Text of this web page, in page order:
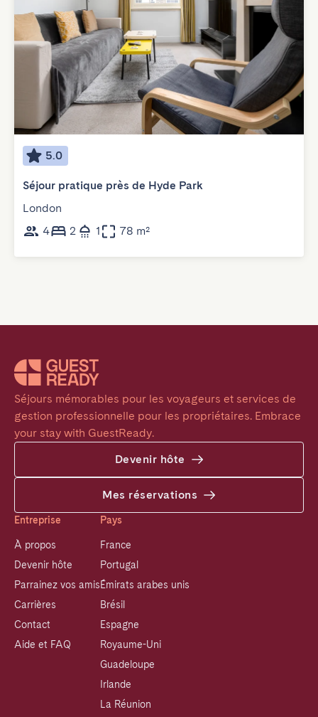
5.0
Séjour pratique près de Hyde Park
London
4
2 1 78 m²
Séjours mémorables pour les voyageurs et services de
gestion professionnelle pour les propriétaires. Embrace
your stay with GuestReady.
Devenir hôte
Mes réservations
Entreprise
À propos
Devenir hôte
Parrainez vos amis
Carrières
Contact
Aide et FAQ
Pays
France
Portugal
Émirats arabes unis
Brésil
Espagne
Royaume-Uni
Guadeloupe
Irlande
La Réunion